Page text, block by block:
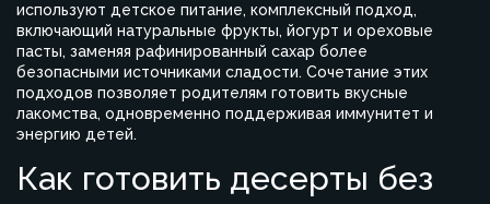
используют детское питание, комплексный подход,
включающий натуральные фрукты, йогурт и ореховые
пасты, заменяя рафинированный сахар более
безопасными источниками сладости. Сочетание этих
подходов позволяет родителям готовить вкусные
лакомства, одновременно поддерживая иммунитет и
энергию детей.
Как готовить десерты без